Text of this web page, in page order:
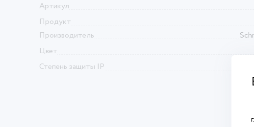
Артикул
Продукт
Производитель
Цвет
Степень защиты IP